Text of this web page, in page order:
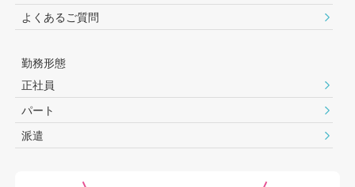
よくあるご質問
勤務形態
正社員
パート
派遣